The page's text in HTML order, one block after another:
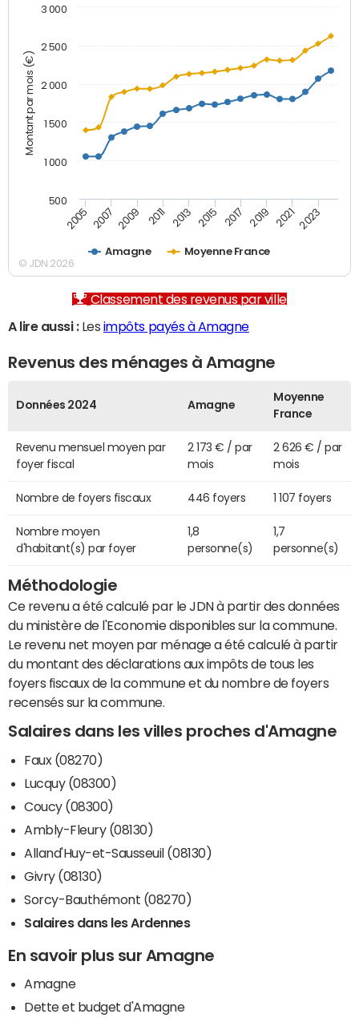
Montant par mois (€)
Amagne Moyenne France
2005 2007 2009 2011 2013 2015 2017 2019 2021 2023
500
1 000
1 500
2 000
2 500
3 000
© JDN 2026
Classement des revenus par ville
A lire aussi :Les impôts payés à Amagne
Revenus des ménages à Amagne
Données 2024 Amagne
Moyenne
France
Revenu mensuel moyen par
foyer fiscal
2 173 € / par
mois
2 626 € / par
mois
Nombre de foyers fiscaux 446 foyers 1 107 foyers
Nombre moyen
d'habitant(s) par foyer
1,8
personne(s)
1,7
personne(s)
Méthodologie
Ce revenu a été calculé par le JDN à partir des données
du ministère de l'Economie disponibles sur la commune.
Le revenu net moyen par ménage a été calculé à partir
du montant des déclarations aux impôts de tous les
foyers fiscaux de la commune et du nombre de foyers
recensés sur la commune.
Salaires dans les villes proches d'Amagne
Faux (08270)
Lucquy (08300)
Coucy (08300)
Ambly-Fleury (08130)
Alland'Huy-et-Sausseuil (08130)
Givry (08130)
Sorcy-Bauthémont (08270)
Salaires dans les Ardennes
En savoir plus sur Amagne
Amagne
Dette et budget d'Amagne